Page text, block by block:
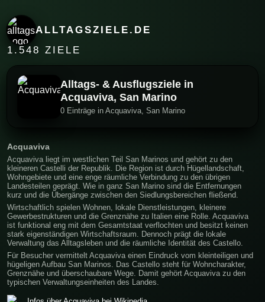
ALLTAGSZIELE.DE
1.548 ZIELE
Alltags- & Ausflugsziele in
Acquaviva, San Marino
0 Einträge in Acquaviva, San Marino
Acquaviva
Acquaviva liegt im westlichen Teil San Marinos und gehört zu den
kleineren Castelli der Republik. Die Region ist durch Hügellandschaft,
Wohngebiete und eine enge räumliche Verbindung zu den übrigen
Landesteilen geprägt. Wie in ganz San Marino sind die Entfernungen
kurz und die Übergänge zwischen den Siedlungsbereichen fließend.
Wirtschaftlich spielen Wohnen, lokale Dienstleistungen, kleinere
Gewerbestrukturen und die Grenznähe zu Italien eine Rolle. Acquaviva
ist funktional eng mit dem Gesamtstaat verflochten und besitzt keinen
stark eigenständigen Wirtschaftsraum. Dennoch prägt die lokale
Verwaltung das Alltagsleben und die räumliche Identität des Castello.
Für Besucher vermittelt Acquaviva einen Eindruck vom kleinteiligen und
hügeligen Aufbau San Marinos. Das Castello steht für Wohncharakter,
Grenznähe und überschaubare Wege. Damit gehört Acquaviva zu den
typischen Verwaltungseinheiten des Landes.